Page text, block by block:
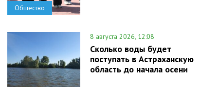
Общество
8 августа 2026, 12:08
Сколько воды будет
поступать в Астраханскую
область до начала осени